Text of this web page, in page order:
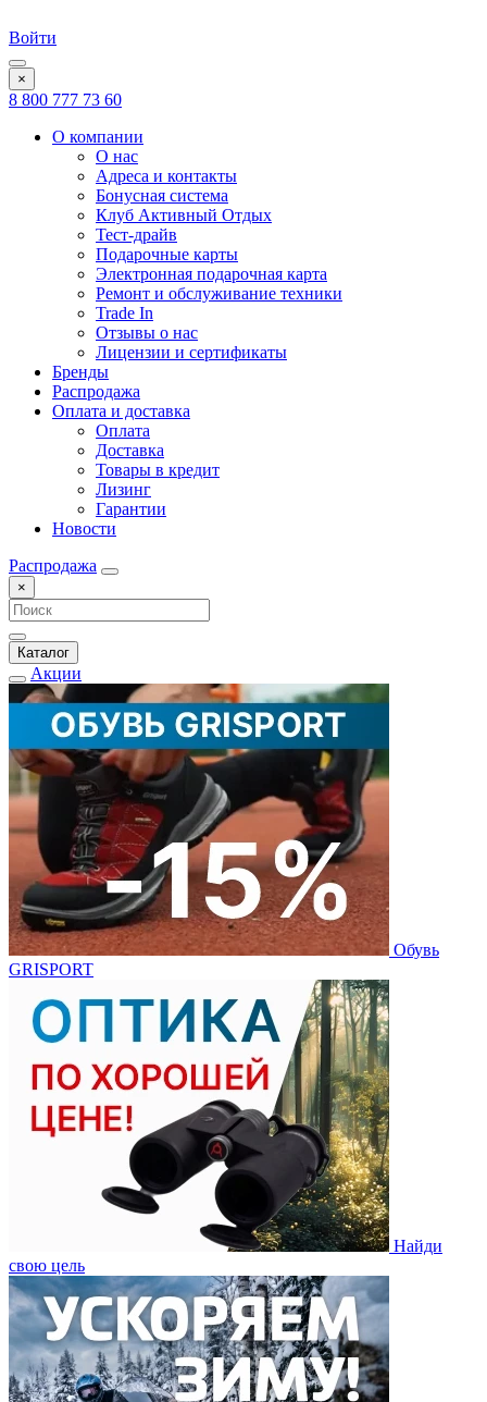
Войти
×
8 800 777 73 60
О компании
О нас
Адреса и контакты
Бонусная система
Клуб Активный Отдых
Тест-драйв
Подарочные карты
Электронная подарочная карта
Ремонт и обслуживание техники
Trade In
Отзывы о нас
Лицензии и сертификаты
Бренды
Распродажа
Оплата и доставка
Оплата
Доставка
Товары в кредит
Лизинг
Гарантии
Новости
Распродажа
×
Каталог
Акции
Обувь
GRISPORT
Найди
свою цель